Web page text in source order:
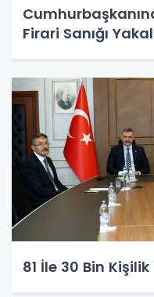
Firari Sanığı
81 İle 30 Bin Kişilik